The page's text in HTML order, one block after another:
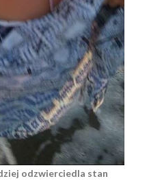
odzwierciedla stan